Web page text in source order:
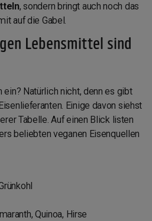
, sondern bringt auch noch das
auf die Gabel.
Lebensmittel sind
Natürlich nicht, denn es gibt
Einige davon siehst
Tabelle. Auf einen Blick listen
beliebten veganen Eisenquellen
Quinoa, Hirse